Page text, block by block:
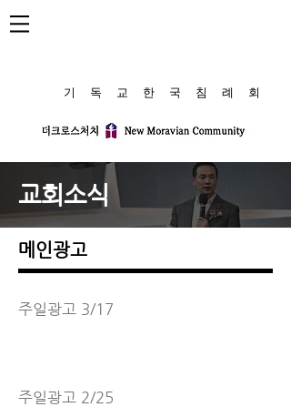
​기 독 교 한 국 침 례 회
교회소식
메인광고
주일광고 3/17
주일광고 2/25